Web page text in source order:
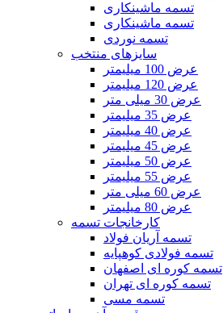
تسمه ماشینکاری
تسمه ماشینکاری
تسمه نوردی
سایزهای منتخب
عرض 100 میلیمتر
عرض 120 میلیمتر
عرض 30 میلی متر
عرض 35 میلیمتر
عرض 40 میلیمتر
عرض 45 میلیمتر
عرض 50 میلیمتر
عرض 55 میلیمتر
عرض 60 میلی متر
عرض 80 میلیمتر
کارخانجات تسمه
تسمه آریان فولاد
تسمه فولادی کوهپایه
تسمه کوره ای اصفهان
تسمه کوره ای تهران
تسمه مسی